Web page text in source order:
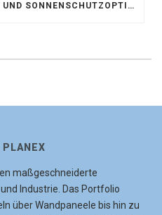
AKUSTIKSEGEL: AKUSTIK- UND SONNENSCHUTZOPTIMIERUNG IM ATRIUM DER UNIVERSITÄT BONN
maßgeschneiderte
Industrie. Das Portfolio
über Wandpaneele bis hin zu